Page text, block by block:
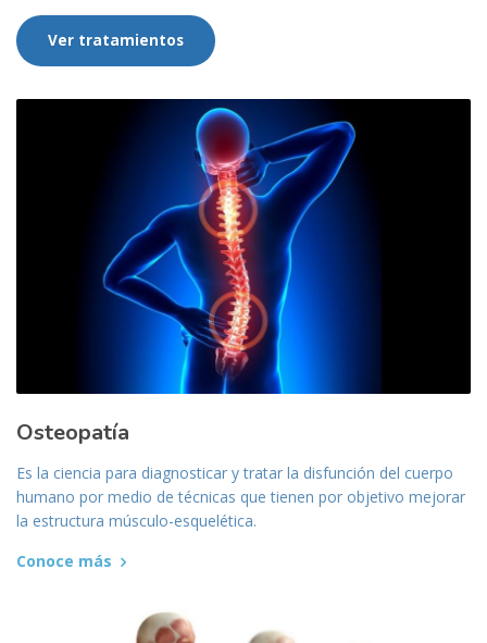
Ver tratamientos
Osteopatía
Es la ciencia para diagnosticar y tratar la disfunción del cuerpo
humano por medio de técnicas que tienen por objetivo mejorar
la estructura músculo-esquelética.
Conoce más